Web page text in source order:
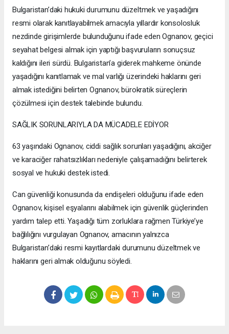
Bulgaristan’daki hukuki durumunu düzeltmek ve yaşadığını
resmi olarak kanıtlayabilmek amacıyla yıllardır konsolosluk
nezdinde girişimlerde bulunduğunu ifade eden Ognanov, geçici
seyahat belgesi almak için yaptığı başvuruların sonuçsuz
kaldığını ileri sürdü. Bulgaristan’a giderek mahkeme önünde
yaşadığını kanıtlamak ve mal varlığı üzerindeki haklarını geri
almak istediğini belirten Ognanov, bürokratik süreçlerin
çözülmesi için destek talebinde bulundu.
SAĞLIK SORUNLARIYLA DA MÜCADELE EDİYOR
63 yaşındaki Ognanov, ciddi sağlık sorunları yaşadığını, akciğer
ve karaciğer rahatsızlıkları nedeniyle çalışamadığını belirterek
sosyal ve hukuki destek istedi.
Can güvenliği konusunda da endişeleri olduğunu ifade eden
Ognanov, kişisel eşyalarını alabilmek için güvenlik güçlerinden
yardım talep etti. Yaşadığı tüm zorluklara rağmen Türkiye’ye
bağlılığını vurgulayan Ognanov, amacının yalnızca
Bulgaristan’daki resmi kayıtlardaki durumunu düzeltmek ve
haklarını geri almak olduğunu söyledi.